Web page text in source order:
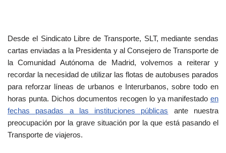
Desde el Sindicato Libre de Transporte, SLT, mediante sendas
cartas enviadas a la Presidenta y al Consejero de Transporte de
la Comunidad Autónoma de Madrid, volvemos a reiterar y
recordar la necesidad de utilizar las flotas de autobuses parados
para reforzar líneas de urbanos e Interurbanos, sobre todo en
horas punta. Dichos documentos recogen lo ya manifestado en
fechas pasadas a las instituciones públicas ante nuestra
preocupación por la grave situación por la que está pasando el
Transporte de viajeros.